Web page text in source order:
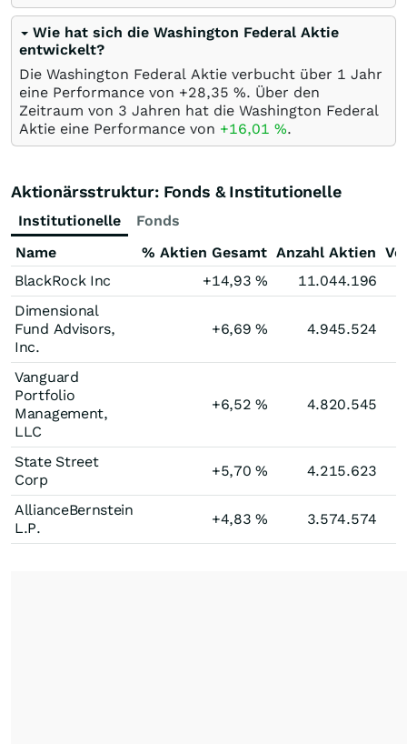
Wie hat sich die Washington Federal Aktie
entwickelt?
Die Washington Federal Aktie verbucht über 1 Jahr
eine Performance von +28,35 %. Über den
Zeitraum von 3 Jahren hat die Washington Federal
Aktie eine Performance von +16,01 %.
Aktionärsstruktur: Fonds & Institutionelle
Institutionelle
Fonds
Name
% Aktien Gesamt Anzahl Aktien
BlackRock Inc
+14,93%
11.044.196
Dimensional
Fund Advisors,
Inc.
+6,69% 4.945.524
Vanguard
Portfolio
Management,
LLC
+6,52% 4.820.545
State Street
Corp
+5,70% 4.215.623
AllianceBernstein
L.P.
+4,83% 3.574.574